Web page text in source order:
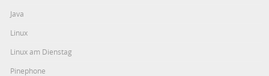
Java
Linux
Linux am Dienstag
Pinephone